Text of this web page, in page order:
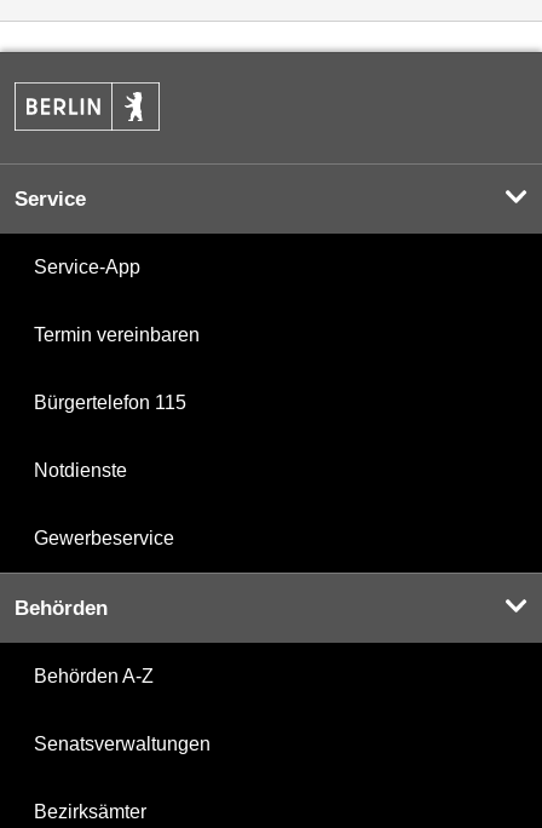
Service
Service-App
Termin vereinbaren
Bürgertelefon 115
Notdienste
Gewerbeservice
Behörden
Behörden A-Z
Senatsverwaltungen
Bezirksämter